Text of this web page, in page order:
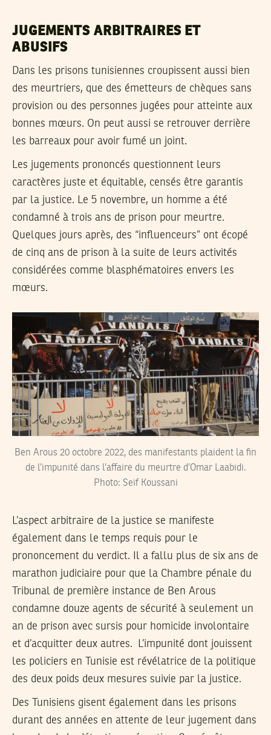
JUGEMENTS ARBITRAIRES ET
ABUSIFS
Dans les prisons tunisiennes croupissent aussi bien
des meurtriers, que des émetteurs de chèques sans
provision ou des personnes jugées pour atteinte aux
bonnes mœurs. On peut aussi se retrouver derrière
les barreaux pour avoir fumé un joint.
Les jugements prononcés questionnent leurs
caractères juste et équitable, censés être garantis
par la justice. Le 5 novembre, un homme a été
condamné à trois ans de prison pour meurtre.
Quelques jours après, des “influenceurs” ont écopé
de cinq ans de prison à la suite de leurs activités
considérées comme blasphématoires envers les
mœurs.
Ben Arous 20 octobre 2022, des manifestants plaident la fin
de l’impunité dans l’affaire du meurtre d’Omar Laabidi.
Photo: Seif Koussani
L’aspect arbitraire de la justice se manifeste
également dans le temps requis pour le
prononcement du verdict. Il a fallu plus de six ans de
marathon judiciaire pour que la Chambre pénale du
Tribunal de première instance de Ben Arous
condamne douze agents de sécurité à seulement un
an de prison avec sursis pour homicide involontaire
et d’acquitter deux autres. L’impunité dont jouissent
les policiers en Tunisie est révélatrice de la politique
des deux poids deux mesures suivie par la justice.
Des Tunisiens gisent également dans les prisons
durant des années en attente de leur jugement dans